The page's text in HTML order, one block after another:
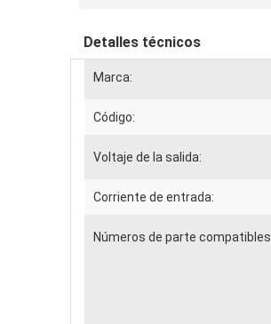
Detalles técnicos
Marca:
Código:
Voltaje de la salida:
Corriente de entrada:
Números de parte compatibles